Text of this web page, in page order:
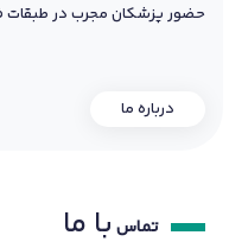
حضور پزشکان مجرب در طبقات
درباره ما
تماس با ما